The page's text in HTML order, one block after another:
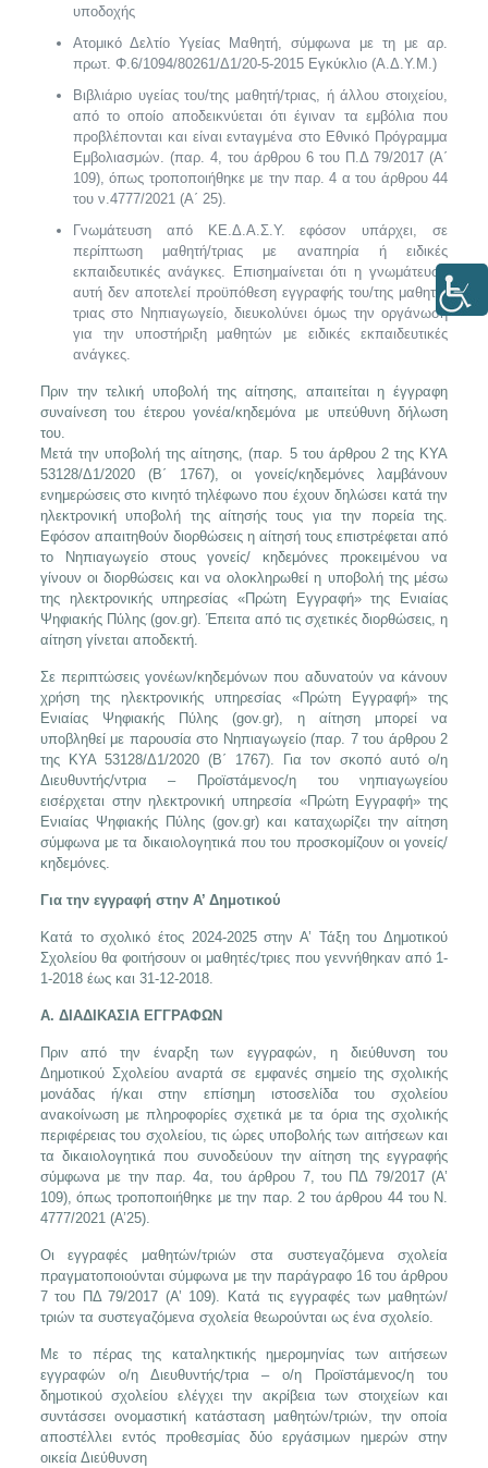
υποδοχής
Ατομικό Δελτίο Υγείας Μαθητή, σύμφωνα με τη με αρ.
πρωτ. Φ.6/1094/80261/Δ1/20-5-2015 Εγκύκλιο (Α.Δ.Υ.Μ.)
Βιβλιάριο υγείας του/της μαθητή/τριας, ή άλλου στοιχείου,
από το οποίο αποδεικνύεται ότι έγιναν τα εμβόλια που
προβλέπονται και είναι ενταγμένα στο Εθνικό Πρόγραμμα
Εμβολιασμών. (παρ. 4, του άρθρου 6 του Π.Δ 79/2017 (Α΄
109), όπως τροποποιήθηκε με την παρ. 4 α του άρθρου 44
του ν.4777/2021 (Α΄ 25).
Γνωμάτευση από ΚΕ.Δ.Α.Σ.Υ. εφόσον υπάρχει, σε
περίπτωση μαθητή/τριας με αναπηρία ή ειδικές
εκπαιδευτικές ανάγκες. Επισημαίνεται ότι η γνωμάτευση
αυτή δεν αποτελεί προϋπόθεση εγγραφής του/της μαθητή/
τριας στο Νηπιαγωγείο, διευκολύνει όμως την οργάνωση
για την υποστήριξη μαθητών με ειδικές εκπαιδευτικές
ανάγκες.
Πριν την τελική υποβολή της αίτησης, απαιτείται η έγγραφη
συναίνεση του έτερου γονέα/κηδεμόνα με υπεύθυνη δήλωση
του.
Μετά την υποβολή της αίτησης, (παρ. 5 του άρθρου 2 της ΚΥΑ
53128/Δ1/2020 (Β΄ 1767), οι γονείς/κηδεμόνες λαμβάνουν
ενημερώσεις στο κινητό τηλέφωνο που έχουν δηλώσει κατά την
ηλεκτρονική υποβολή της αίτησής τους για την πορεία της.
Εφόσον απαιτηθούν διορθώσεις η αίτησή τους επιστρέφεται από
το Νηπιαγωγείο στους γονείς/ κηδεμόνες προκειμένου να
γίνουν οι διορθώσεις και να ολοκληρωθεί η υποβολή της μέσω
της ηλεκτρονικής υπηρεσίας «Πρώτη Εγγραφή» της Ενιαίας
Ψηφιακής Πύλης (gov.gr). Έπειτα από τις σχετικές διορθώσεις, η
αίτηση γίνεται αποδεκτή.
Σε περιπτώσεις γονέων/κηδεμόνων που αδυνατούν να κάνουν
χρήση της ηλεκτρονικής υπηρεσίας «Πρώτη Εγγραφή» της
Ενιαίας Ψηφιακής Πύλης (gov.gr), η αίτηση μπορεί να
υποβληθεί με παρουσία στο Νηπιαγωγείο (παρ. 7 του άρθρου 2
της ΚΥΑ 53128/Δ1/2020 (Β΄ 1767). Για τον σκοπό αυτό ο/η
Διευθυντής/ντρια – Προϊστάμενος/η του νηπιαγωγείου
εισέρχεται στην ηλεκτρονική υπηρεσία «Πρώτη Εγγραφή» της
Ενιαίας Ψηφιακής Πύλης (gov.gr) και καταχωρίζει την αίτηση
σύμφωνα με τα δικαιολογητικά που του προσκομίζουν οι γονείς/
κηδεμόνες.
Για την εγγραφή στην Α’ Δημοτικού
Κατά το σχολικό έτος 2024-2025 στην Α’ Τάξη του Δημοτικού
Σχολείου θα φοιτήσουν οι μαθητές/τριες που γεννήθηκαν από 1-
1-2018 έως και 31-12-2018.
Α. ΔΙΑΔΙΚΑΣΙΑ ΕΓΓΡΑΦΩΝ
Πριν από την έναρξη των εγγραφών, η διεύθυνση του
Δημοτικού Σχολείου αναρτά σε εμφανές σημείο της σχολικής
μονάδας ή/και στην επίσημη ιστοσελίδα του σχολείου
ανακοίνωση με πληροφορίες σχετικά με τα όρια της σχολικής
περιφέρειας του σχολείου, τις ώρες υποβολής των αιτήσεων και
τα δικαιολογητικά που συνοδεύουν την αίτηση της εγγραφής
σύμφωνα με την παρ. 4α, του άρθρου 7, του ΠΔ 79/2017 (Α’
109), όπως τροποποιήθηκε με την παρ. 2 του άρθρου 44 του Ν.
4777/2021 (Α’25).
Οι εγγραφές μαθητών/τριών στα συστεγαζόμενα σχολεία
πραγματοποιούνται σύμφωνα με την παράγραφο 16 του άρθρου
7 του ΠΔ 79/2017 (Α’ 109). Κατά τις εγγραφές των μαθητών/
τριών τα συστεγαζόμενα σχολεία θεωρούνται ως ένα σχολείο.
Με το πέρας της καταληκτικής ημερομηνίας των αιτήσεων
εγγραφών ο/η Διευθυντής/τρια – ο/η Προϊστάμενος/η του
δημοτικού σχολείου ελέγχει την ακρίβεια των στοιχείων και
συντάσσει ονομαστική κατάσταση μαθητών/τριών, την οποία
αποστέλλει εντός προθεσμίας δύο εργάσιμων ημερών στην
οικεία Διεύθυνση